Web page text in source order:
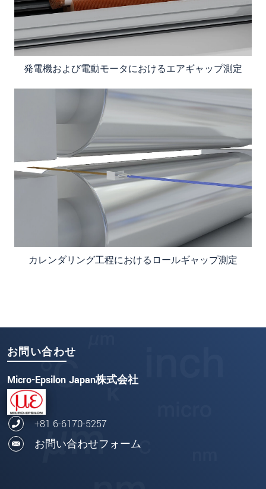
発電機および電動モータにおけるエアギャップ測定
カレンダリング工程におけるロールギャップ測定
お問い合わせ
Micro-Epsilon Japan株式会社
+81 6-6170-5257
お問い合わせフォーム